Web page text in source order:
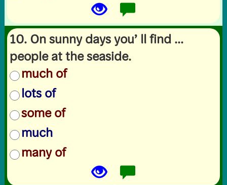
10. On sunny days you’ ll find ...
people at the seaside.
much of
lots of
some of
much
many of